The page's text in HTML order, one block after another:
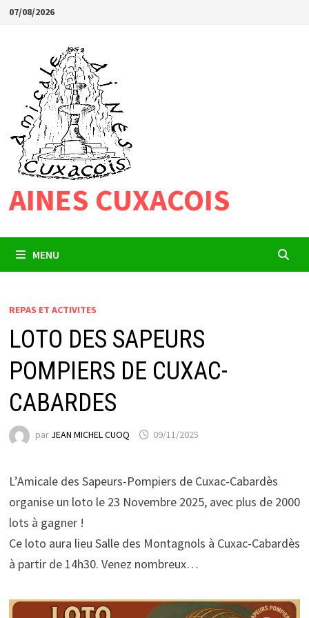
Passer
07/08/2026
AINES CUXACOIS
MENU
REPAS ET ACTIVITES
LOTO DES SAPEURS
POMPIERS DE CUXAC-
CABARDES
par JEAN MICHEL CUOQ 09/11/2025
L’Amicale des Sapeurs-Pompiers de Cuxac-Cabardès
organise un loto le 23 Novembre 2025, avec plus de 2000
lots à gagner !
Ce loto aura lieu Salle des Montagnols à Cuxac-Cabardès
à partir de 14h30. Venez nombreux…